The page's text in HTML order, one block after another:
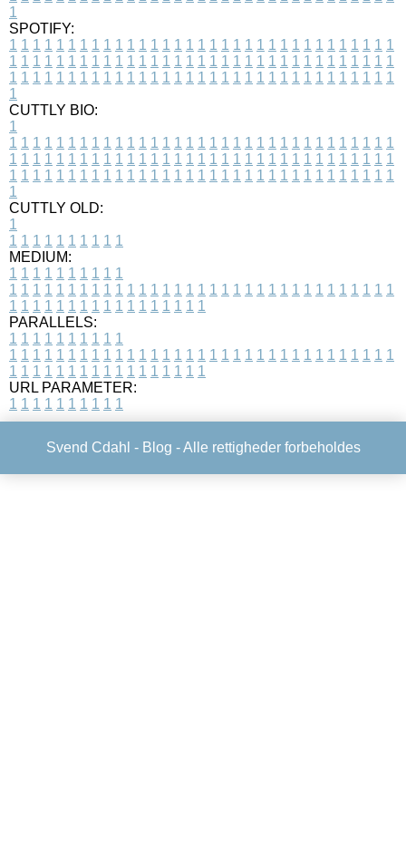
1
SPOTIFY:
1 1 1 1 1 1 1 1 1 1 1 1 1 1 1 1 1 1 1 1 1 1 1 1 1 1 1 1 1 1 1 1 1
1 1 1 1 1 1 1 1 1 1 1 1 1 1 1 1 1 1 1 1 1 1 1 1 1 1 1 1 1 1 1 1 1
1 1 1 1 1 1 1 1 1 1 1 1 1 1 1 1 1 1 1 1 1 1 1 1 1 1 1 1 1 1 1 1 1
1
CUTTLY BIO:
1
1 1 1 1 1 1 1 1 1 1 1 1 1 1 1 1 1 1 1 1 1 1 1 1 1 1 1 1 1 1 1 1 1
1 1 1 1 1 1 1 1 1 1 1 1 1 1 1 1 1 1 1 1 1 1 1 1 1 1 1 1 1 1 1 1 1
1 1 1 1 1 1 1 1 1 1 1 1 1 1 1 1 1 1 1 1 1 1 1 1 1 1 1 1 1 1 1 1 1
1
CUTTLY OLD:
1
1 1 1 1 1 1 1 1 1 1
MEDIUM:
1 1 1 1 1 1 1 1 1 1
1 1 1 1 1 1 1 1 1 1 1 1 1 1 1 1 1 1 1 1 1 1 1 1 1 1 1 1 1 1 1 1 1
1 1 1 1 1 1 1 1 1 1 1 1 1 1 1 1 1
PARALLELS:
1 1 1 1 1 1 1 1 1 1
1 1 1 1 1 1 1 1 1 1 1 1 1 1 1 1 1 1 1 1 1 1 1 1 1 1 1 1 1 1 1 1 1
1 1 1 1 1 1 1 1 1 1 1 1 1 1 1 1 1
URL PARAMETER:
1 1 1 1 1 1 1 1 1 1
Svend Cdahl - Blog - Alle rettigheder forbeholdes